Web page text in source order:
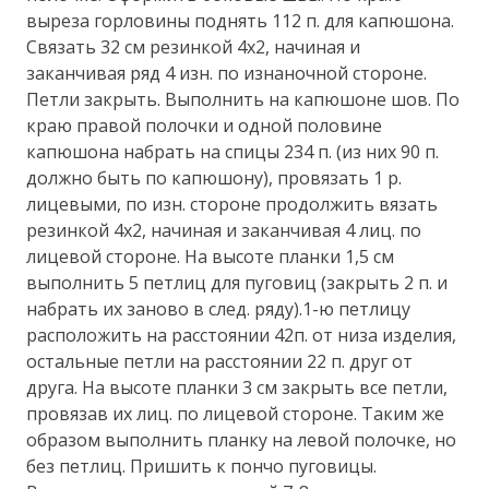
выреза горловины поднять 112 п. для капюшона.
Связать 32 см резинкой 4х2, начиная и
заканчивая ряд 4 изн. по изнаночной стороне.
Петли закрыть. Выполнить на капюшоне шов. По
краю правой полочки и одной половине
капюшона набрать на спицы 234 п. (из них 90 п.
должно быть по капюшону), провязать 1 р.
лицевыми, по изн. стороне продолжить вязать
резинкой 4х2, начиная и заканчивая 4 лиц. по
лицевой стороне. На высоте планки 1,5 см
выполнить 5 петлиц для пуговиц (закрыть 2 п. и
набрать их заново в след. ряду).1-ю петлицу
расположить на расстоянии 42п. от низа изделия,
остальные петли на расстоянии 22 п. друг от
друга. На высоте планки 3 см закрыть все петли,
провязав их лиц. по лицевой стороне. Таким же
образом выполнить планку на левой полочке, но
без петлиц. Пришить к пончо пуговицы.